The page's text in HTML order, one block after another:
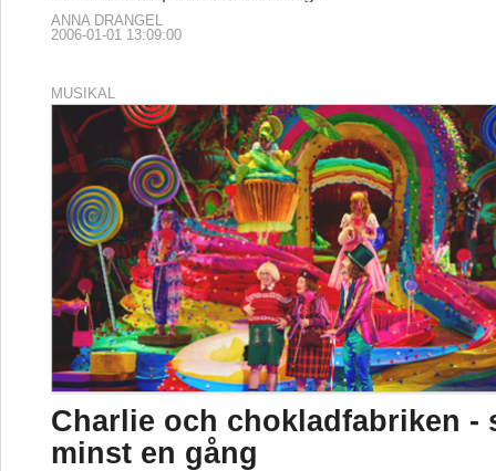
ANNA DRANGEL
2006-01-01 13:09:00
MUSIKAL
Charlie och chokladfabriken -
minst en gång